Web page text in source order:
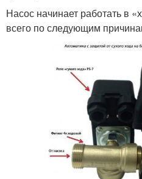
Насос начинает работать в
всего по следующим